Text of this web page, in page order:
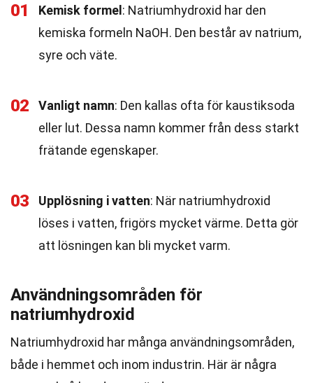
01 Kemisk formel : Natriumhydroxid har den
kemiska formeln NaOH. Den består av natrium,
syre och väte.
02 Vanligt namn: Den kallas ofta för kaustiksoda
eller lut. Dessa namn kommer från dess starkt
frätande egenskaper.
03 Upplösning i vatten: När natriumhydroxid
löses i vatten, frigörs mycket värme. Detta gör
att lösningen kan bli mycket varm.
Användningsområden för
natriumhydroxid
Natriumhydroxid har många användningsområden,
både i hemmet och inom industrin. Här är några